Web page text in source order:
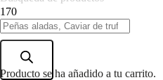
Producto se ha añadido a tu carrito.
Camareros